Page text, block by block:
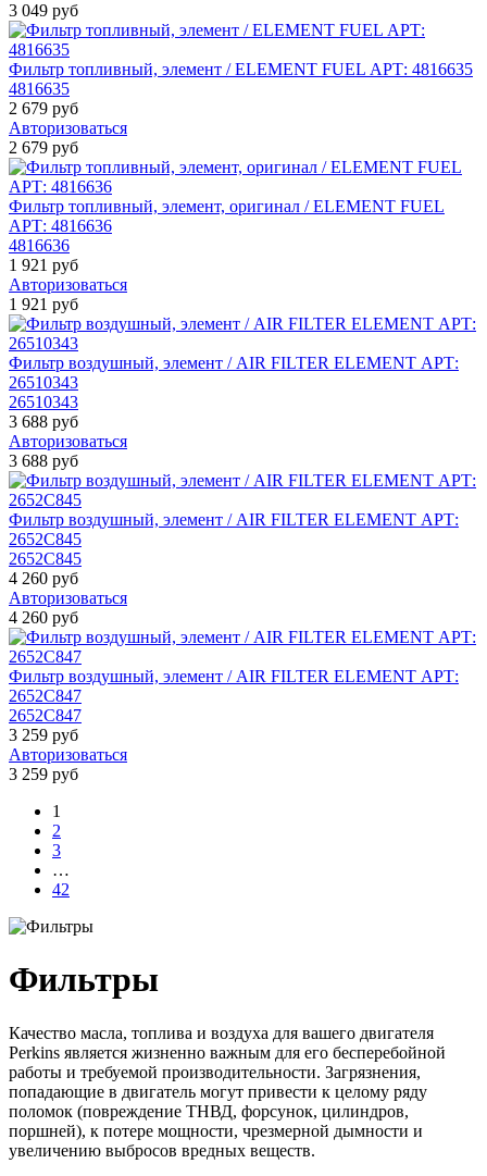
3 049 руб
Фильтр топливный, элемент / ELEMENT FUEL АРТ: 4816635
4816635
2 679 руб
Авторизоваться
2 679 руб
Фильтр топливный, элемент, оригинал / ELEMENT FUEL
АРТ: 4816636
4816636
1 921 руб
Авторизоваться
1 921 руб
Фильтр воздушный, элемент / AIR FILTER ELEMENT АРТ:
26510343
26510343
3 688 руб
Авторизоваться
3 688 руб
Фильтр воздушный, элемент / AIR FILTER ELEMENT АРТ:
2652C845
2652C845
4 260 руб
Авторизоваться
4 260 руб
Фильтр воздушный, элемент / AIR FILTER ELEMENT АРТ:
2652C847
2652C847
3 259 руб
Авторизоваться
3 259 руб
1
2
3
…
42
Фильтры
Качество масла, топлива и воздуха для вашего двигателя
Perkins является жизненно важным для его бесперебойной
работы и требуемой производительности. Загрязнения,
попадающие в двигатель могут привести к целому ряду
поломок (повреждение ТНВД, форсунок, цилиндров,
поршней), к потере мощности, чрезмерной дымности и
увеличению выбросов вредных веществ.